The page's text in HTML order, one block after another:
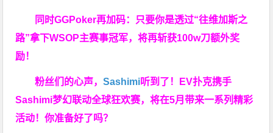
同时GGPoker再加码：只要你是透过“往维加斯之
路”拿下WSOP主赛事冠军，将再斩获100w刀额外奖
励！
粉丝们的心声，Sashimi听到了！EV扑克携手
Sashimi梦幻联动全球狂欢赛，将在5月带来一系列精彩
活动！你准备好了吗？